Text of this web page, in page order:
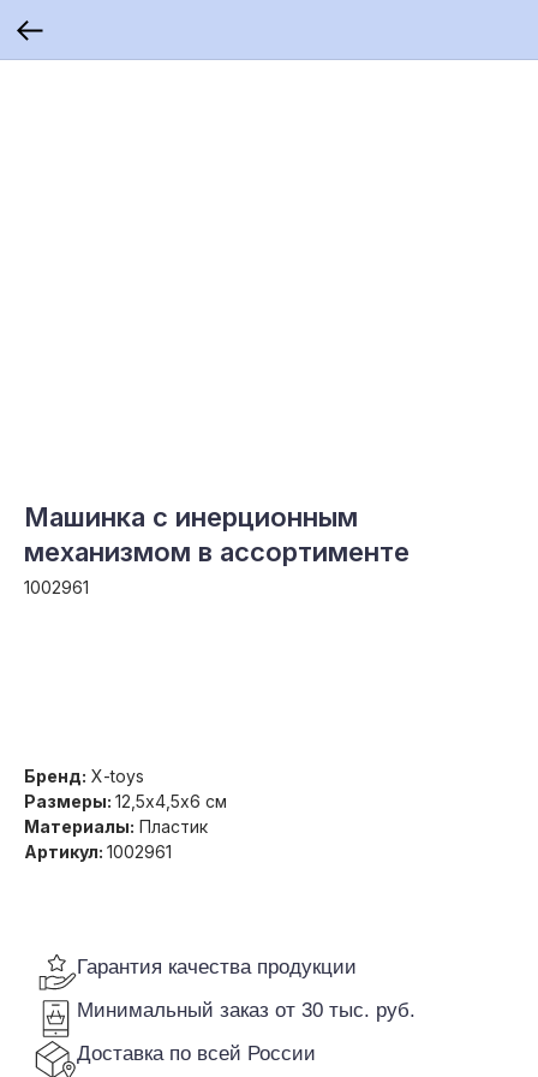
Машинка c инерционным
механизмом в ассортименте
1002961
Бренд: X-toys
Размеры: 12,5х4,5х6 см
Материалы: Пластик
Артикул: 1002961